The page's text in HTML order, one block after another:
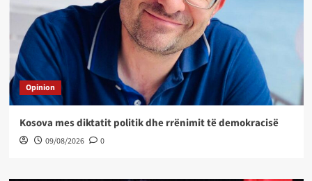
Opinion
Kosova mes diktatit politik dhe rrënimit të demokracisë
09/08/2026 0